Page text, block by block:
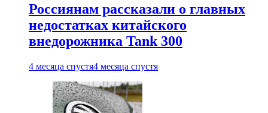
Россиянам рассказали о главных
недостатках китайского
внедорожника Tank 300
4 месяца спустя4 месяца спустя